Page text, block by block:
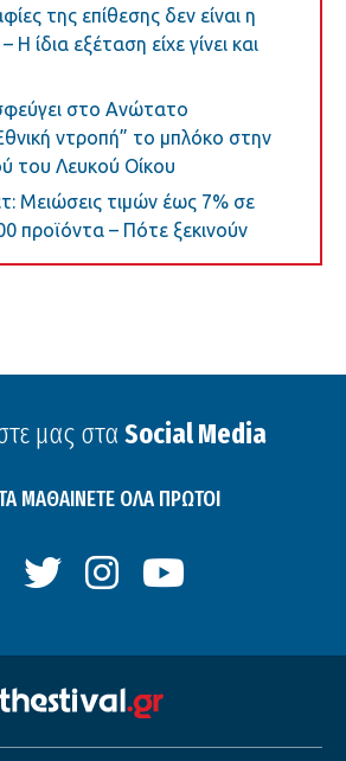
της επίθεσης δεν είναι η
Η ίδια εξέταση είχε γίνει και
στο Ανώτατο
ντροπή” το μπλόκο στην
του Λευκού Οίκου
Μειώσεις τιμών έως 7% σε
προϊόντα – Πότε ξεκινούν
μας στα Social Media
ΜΑΘΑΙΝΕΤΕ ΟΛΑ ΠΡΩΤΟΙ